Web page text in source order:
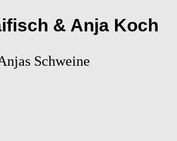
& Anja Koch
Schweine